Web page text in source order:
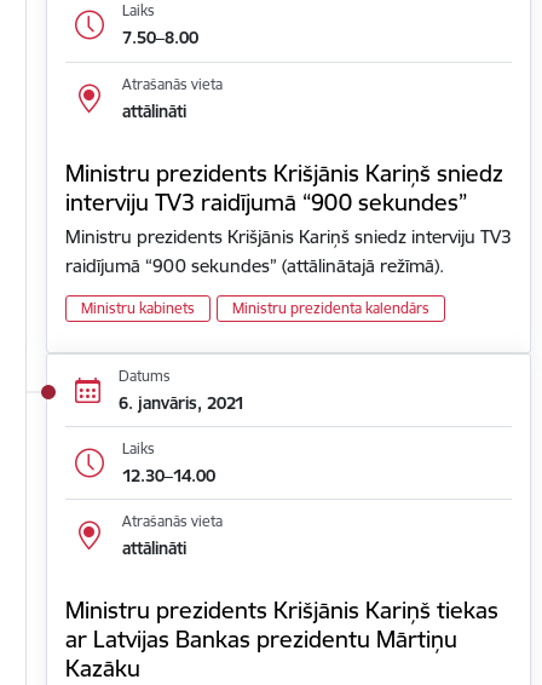
Laiks
7.50–8.00
Atrašanās vieta
attālināti
Ministru prezidents Krišjānis Kariņš sniedz
interviju TV3 raidījumā “900 sekundes”
Ministru prezidents Krišjānis Kariņš sniedz interviju TV3
raidījumā “900 sekundes” (attālinātajā režīmā).
Ministru kabinets Ministru prezidenta kalendārs
Datums
6. janvāris, 2021
Laiks
12.30–14.00
Atrašanās vieta
attālināti
Ministru prezidents Krišjānis Kariņš tiekas
ar Latvijas Bankas prezidentu Mārtiņu
Kazāku